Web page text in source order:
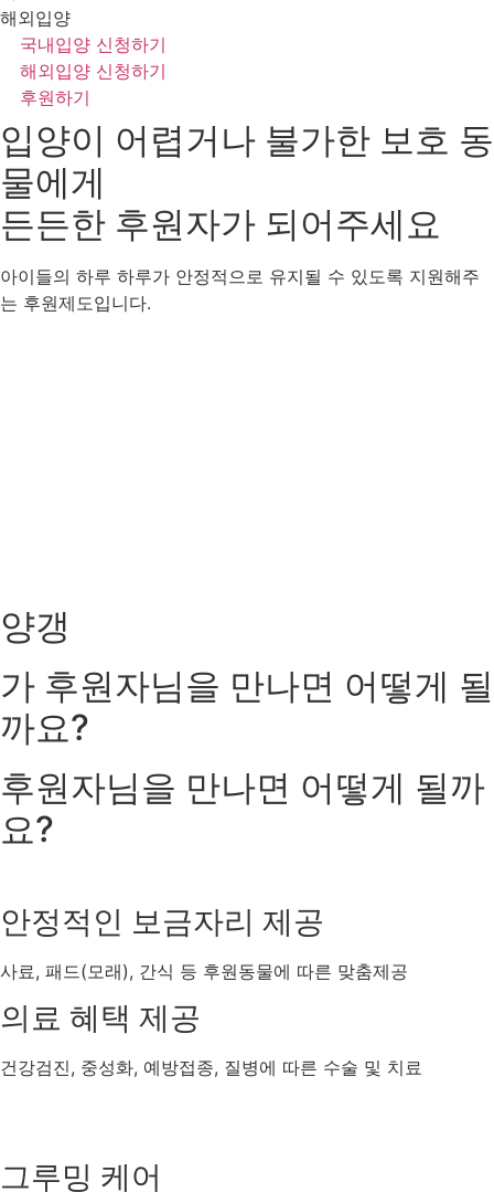
해외입양
국내입양 신청하기
해외입양 신청하기
후원하기
입양이 어렵거나 불가한 보호 동
물에게
든든한 후원자가 되어주세요
아이들의 하루 하루가 안정적으로 유지될 수 있도록 지원해주
는 후원제도입니다.
양갱
가 후원자님을 만나면 어떻게 될
까요?
후원자님을 만나면 어떻게 될까
요?
안정적인 보금자리 제공
사료, 패드(모래), 간식 등 후원동물에 따른 맞춤제공
의료 혜택 제공
건강검진, 중성화, 예방접종, 질병에 따른 수술 및 치료
그루밍 케어